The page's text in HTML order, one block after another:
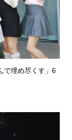
で埋め尽くす」6